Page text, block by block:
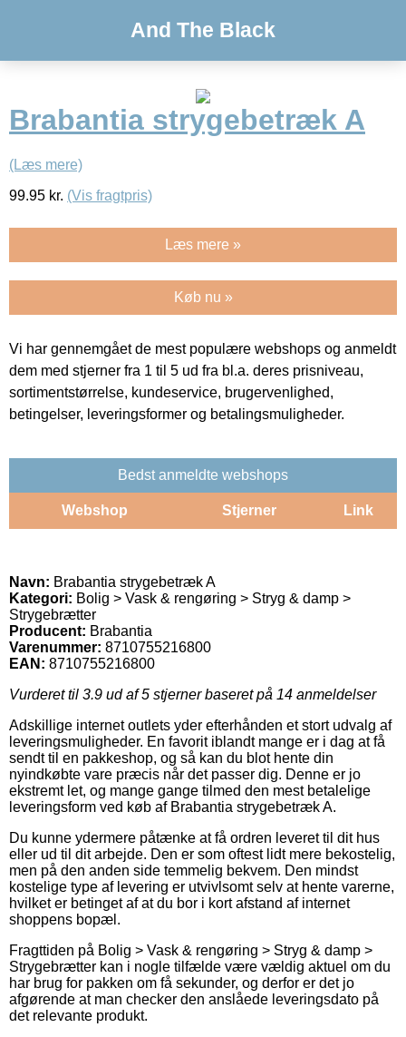
And The Black
Brabantia strygebetræk A
(Læs mere)
99.95 kr. (Vis fragtpris)
Læs mere »
Køb nu »
Vi har gennemgået de mest populære webshops og anmeldt
dem med stjerner fra 1 til 5 ud fra bl.a. deres prisniveau,
sortimentstørrelse, kundeservice, brugervenlighed,
betingelser, leveringsformer og betalingsmuligheder.
Bedst anmeldte webshops
Webshop Stjerner Link
Navn: Brabantia strygebetræk A
Kategori: Bolig > Vask & rengøring > Stryg & damp >
Strygebrætter
Producent: Brabantia
Varenummer: 8710755216800
EAN: 8710755216800
Vurderet til 3.9 ud af 5 stjerner baseret på 14 anmeldelser
Adskillige internet outlets yder efterhånden et stort udvalg af
leveringsmuligheder. En favorit iblandt mange er i dag at få
sendt til en pakkeshop, og så kan du blot hente din
nyindkøbte vare præcis når det passer dig. Denne er jo
ekstremt let, og mange gange tilmed den mest betalelige
leveringsform ved køb af Brabantia strygebetræk A.
Du kunne ydermere påtænke at få ordren leveret til dit hus
eller ud til dit arbejde. Den er som oftest lidt mere bekostelig,
men på den anden side temmelig bekvem. Den mindst
kostelige type af levering er utvivlsomt selv at hente varerne,
hvilket er betinget af at du bor i kort afstand af internet
shoppens bopæl.
Fragttiden på Bolig > Vask & rengøring > Stryg & damp >
Strygebrætter kan i nogle tilfælde være vældig aktuel om du
har brug for pakken om få sekunder, og derfor er det jo
afgørende at man checker den anslåede leveringsdato på
det relevante produkt.